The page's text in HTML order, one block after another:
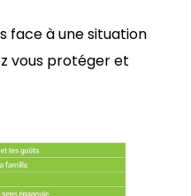
face à une situation
vous protéger et